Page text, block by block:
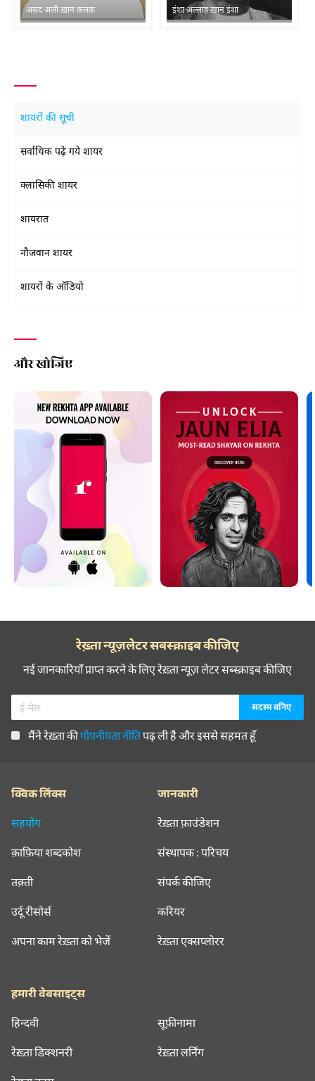
असद अली ख़ान क़लक़ इंशा अल्लाह ख़ान इंशा
शायरों की सूची
सर्वाधिक पढ़े गये शायर
क्लासिकी शायर
शायरात
नौजवान शायर
शायरों के ऑडियो
और खोजिए
रेख़्ता न्यूज़लेटर सबस्क्राइब कीजिए
नई जानकारियाँ प्राप्त करने के लिए रेख़्ता न्यूज़ लेटर सब्स्क्राइब कीजिए
मैंने रेख़्ता कीगोपनीयता नीतिपढ़ ली है और इससे सहमत हूँ
क्विक लिंक्स
सहयोग
क़ाफ़िया शब्दकोश
तक़्ती
उर्दू रीसोर्स
अपना काम रेख़्ता को भेजें
जानकारी
रेख़्ता फ़ाउंडेशन
संस्थापक : परिचय
संपर्क कीजिए
करियर
रेख़्ता एक्सप्लोरर
हमारी वेबसाइट्स
हिन्दवी सूफ़ीनामा
रेख़्ता डिक्शनरी रेख़्ता लर्निंग